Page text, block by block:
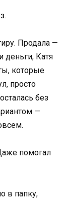
Продала —
деньги, Катя
которые
просто
без
—
помогал
в папку,